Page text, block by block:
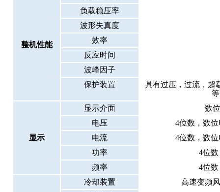
整机性能
负载稳压率
波形失真度
效率
反应时间
波峰因子
保护装置
具有过压，过流，超
显示
显示介面
数
电压
4位数，数
电流
4位数，数
功率
4位
频率
4位
冷却装置
高速变频